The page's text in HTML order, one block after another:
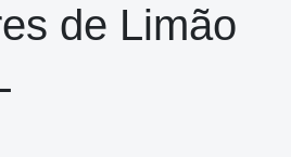
de Limão